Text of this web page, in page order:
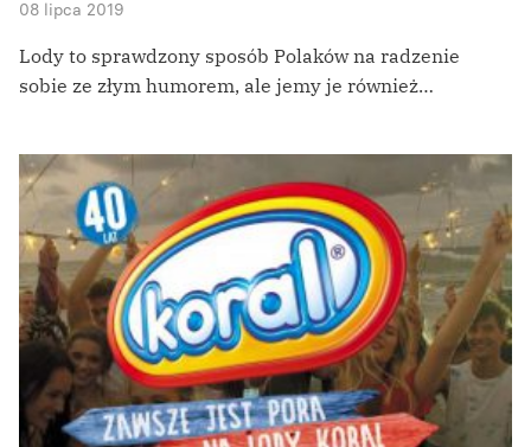
08 lipca 2019
Lody to sprawdzony sposób Polaków na radzenie
sobie ze złym humorem, ale jemy je również…